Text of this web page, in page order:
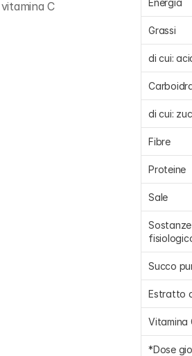
C
Energia
Grassi
di cui:
di cui:
Fibre
Proteine
Sale
Succo
Estratto
Vitamina
*Dose